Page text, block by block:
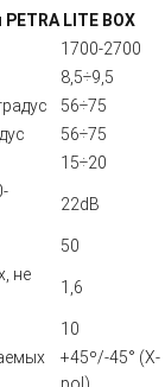
LITE BOX
1700-2700
8,5÷9,5
56÷75
56÷75
15÷20
22dB
50
не
1,6
10
+45º/-45° (X-